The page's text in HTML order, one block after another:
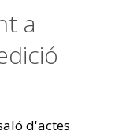
a
d'actes